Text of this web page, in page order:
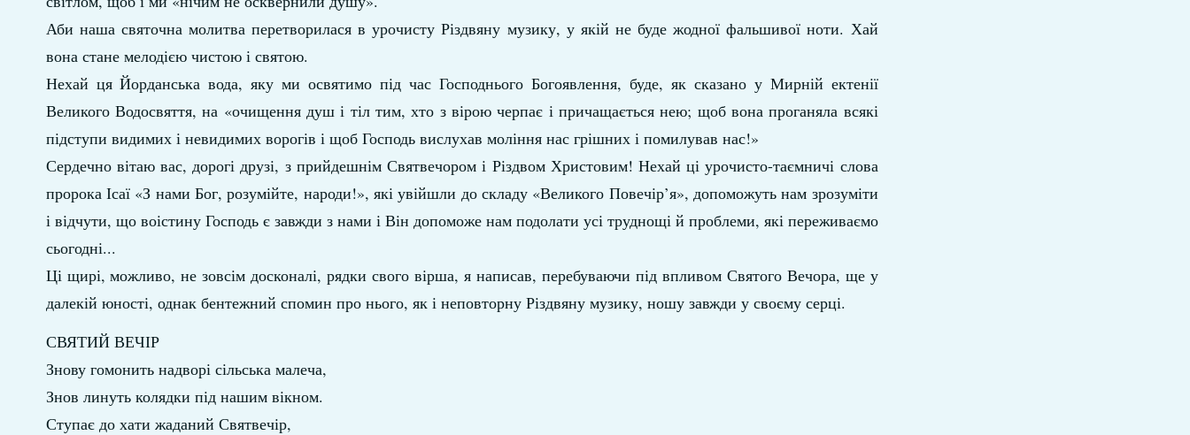
Аби наша святочна молитва перетворилася в урочисту Різдвяну музику, у якій не буде жодної фальшивої ноти. Хай
вона стане мелодією чистою і святою.
Нехай ця Йорданська вода, яку ми освятимо під час Господнього Богоявлення, буде, як сказано у Мирній ектенії
Великого Водосвяття, на «очищення душ і тіл тим, хто з вірою черпає і причащається нею; щоб вона проганяла всякі
підступи видимих і невидимих ворогів і щоб Господь вислухав моління нас грішних і помилував нас!»
Сердечно вітаю вас, дорогі друзі, з прийдешнім Святвечором і Різдвом Христовим! Нехай ці урочисто-таємничі слова
пророка Ісаї «З нами Бог, розумійте, народи!», які увійшли до складу «Великого Повечір’я», допоможуть нам зрозуміти
і відчути, що воістину Господь є завжди з нами і Він допоможе нам подолати усі труднощі й проблеми, які переживаємо
сьогодні...
Ці щирі, можливо, не зовсім досконалі, рядки свого вірша, я написав, перебуваючи під впливом Святого Вечора, ще у
далекій юності, однак бентежний спомин про нього, як і неповторну Різдвяну музику, ношу завжди у своєму серці.
СВЯТИЙ ВЕЧІР
Знову гомонить надворі сільська малеча,
Знов линуть колядки під нашим вікном.
Ступає до хати жаданий Святвечір,